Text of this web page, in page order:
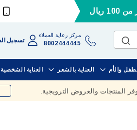
ريال
مركز رعاية العملاء
8002444445 تسجيل
والأم العناية بالشعر العناية الشخصية
المنتجات والعروض الترويجية.